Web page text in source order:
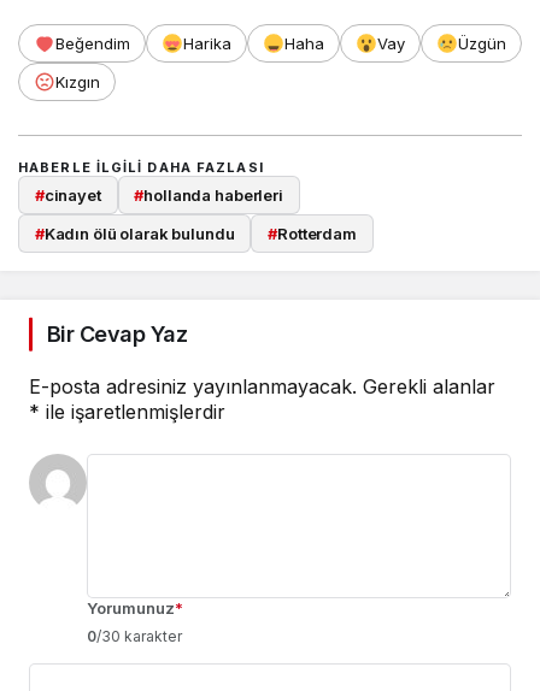
Beğendim Harika Haha Vay
Üzgün
Kızgın
HABERLE ILGILI DAHA FAZLASI
#cinayet #hollanda haberleri
#Kadın ölü olarak bulundu #Rotterdam
Bir Cevap Yaz
E-posta adresiniz yayınlanmayacak. Gerekli alanlar
* ile işaretlenmişlerdir
Yorumunuz*
0/30 karakter